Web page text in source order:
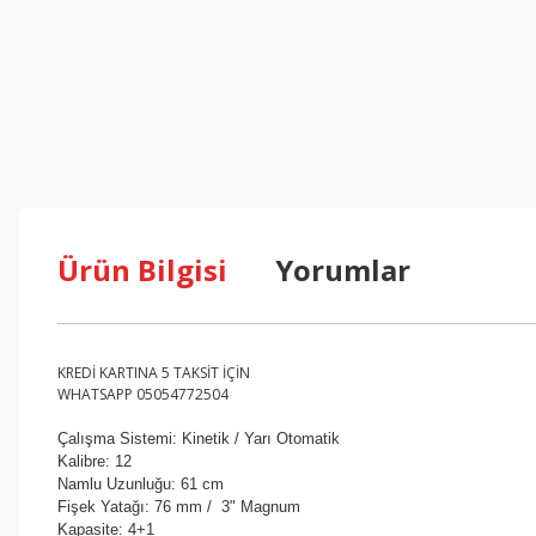
Ürün Bilgisi Yorumlar
KREDİ KARTINA 5 TAKSİT İÇİN
WHATSAPP 05054772504
Çalışma Sistemi: Kinetik / Yarı Otomatik
Kalibre: 12
Namlu Uzunluğu: 61 cm
Fişek Yatağı: 76 mm / 3" Magnum
Kapasite: 4+1